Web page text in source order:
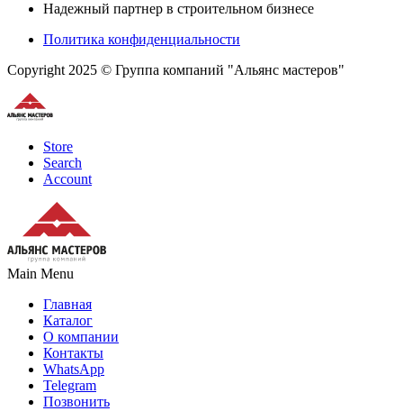
Надежный партнер в строительном бизнесе
Политика конфиденциальности
Copyright 2025 © Группа компаний "Альянс мастеров"
Store
Search
Account
Main Menu
Главная
Каталог
О компании
Контакты
WhatsApp
Telegram
Позвонить